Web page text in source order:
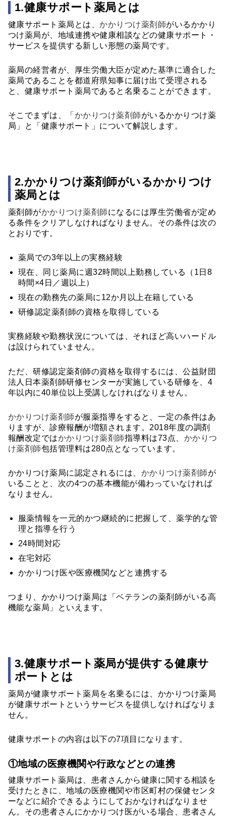
1.健康サポート薬局とは
健康サポート薬局とは、かかりつけ薬剤師がいるかかり
つけ薬局が、地域連携や健康相談などの健康サポート・
サービスを提供する新しい形態の薬局です。
薬局の経営者が、厚生労働大臣が定めた基準に適合した
薬局であることを都道府県知事に届け出て受理される
と、健康サポート薬局であると名乗ることができます。
そこでまずは、「 かかりつけ薬剤師がいるかかりつけ薬
局」と「健康サポート」について解説します。
2.かかりつけ薬剤師がいるかかりつけ
薬局とは
薬剤師がかかりつけ薬剤師になるには厚生労働省が定め
る条件をクリアしなければなりません。その条件は次の
とおりです。
薬局での3年以上の実務経験
現在、同じ薬局に週32時間以上勤務している（1日8
時間×4日／週以上）
現在の勤務先の薬局に12か月以上在籍している
研修認定薬剤師の資格を取得している
実務経験や勤務状況については、それほど高いハードル
は設けられていません。
ただ、研修認定薬剤師の資格を取得するには、公益財団
法人日本薬剤師研修センターが実施している研修を、4
年以内に40単位以上受講しなければなりません。
かかりつけ薬剤師が服薬指導をすると、一定の条件はあ
りますが、診療報酬が増額されます。2018年度の調剤
報酬改定ではかかりつけ薬剤師指導料は73点、 かかりつ
け薬剤師包括管理料は280点となっています。
かかりつけ薬局に認定されるには、 かかりつけ薬剤師が
いることと、次の4つの基本機能が備わっていなければ
なりません。
服薬情報を一元的かつ継続的に把握して、薬学的な管
理と指導を行う
24時間対応
在宅対応
かかりつけ医や医療機関などと連携する
つまり、かかりつけ薬局は「ベテランの薬剤師がいる高
機能な薬局」といえます。
3.健康サポート薬局が提供する健康サ
ポートとは
薬局が健康サポート薬局を名乗るには、かかりつけ薬局
が健康サポートというサービスを提供しなければなりま
せん。
健康サポートの内容は以下の7項目になります。
①地域の医療機関や行政などとの連携
健康サポート薬局は、患者さんから健康に関する相談を
受けたときに、地域の医療機関や市区町村の保健センタ
ーなどに紹介できるようにしておかなければなりませ
ん。その患者さんにかかりつけ医がいる場合、患者さん